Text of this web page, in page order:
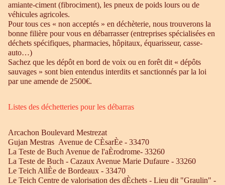
amiante-ciment (fibrociment), les pneux de poids lours ou de
véhicules agricoles.
Pour tous ces « non acceptés » en déchèterie, nous trouverons la
bonne filière pour vous en débarrasser (entreprises spécialisées en
déchets spécifiques, pharmacies, hôpitaux, équarisseur, casse-
auto…)
Sachez que les dépôt en bord de voix ou en forêt dit « dépôts
sauvages » sont bien entendus interdits et sanctionnés par la loi
par une amende de 2500€.
Listes des déchetteries pour les débarras
Arcachon Boulevard Mestrezat
Gujan Mestras Avenue de CÈsarÈe - 33470
La Teste de Buch Avenue de l'aÈrodrome- 33260
La Teste de Buch - Cazaux Avenue Marie Dufaure - 33260
Le Teich AllÈe de Bordeaux - 33470
Le Teich Centre de valorisation des dÈchets - Lieu dit "Graulin" -